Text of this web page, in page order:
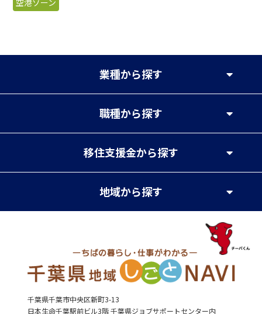
空港ゾーン
業種から探す
職種から探す
移住支援金から探す
地域から探す
千葉県千葉市中央区新町3-13
日本生命千葉駅前ビル3階 千葉県ジョブサポートセンター内